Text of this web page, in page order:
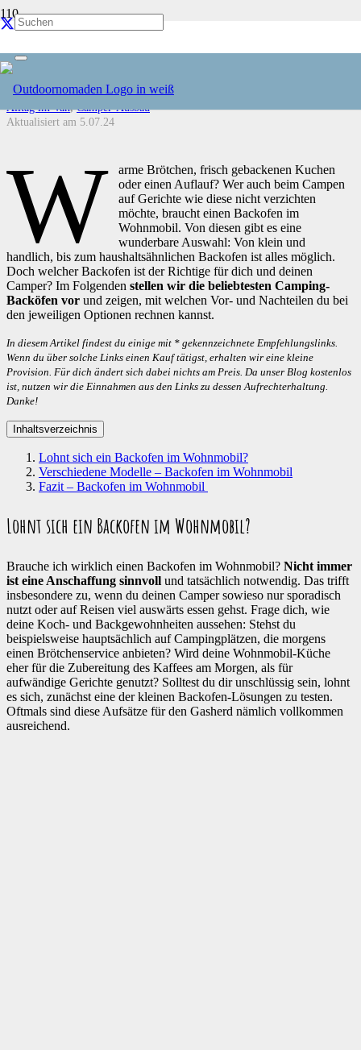
& unsere Erfahrungen
Alltag im Van,Camper-Ausbau
Aktualisiert am 5.07.24
W
arme Brötchen, frisch gebackenen Kuchen
oder einen Auflauf? Wer auch beim Campen
auf Gerichte wie diese nicht verzichten
möchte, braucht einen Backofen im
Wohnmobil. Von diesen gibt es eine
wunderbare Auswahl: Von klein und
handlich, bis zum haushaltsähnlichen Backofen ist alles möglich.
Doch welcher Backofen ist der Richtige für dich und deinen
Camper? Im Folgenden stellen wir die beliebtesten Camping-
Backöfen vor und zeigen, mit welchen Vor- und Nachteilen du bei
den jeweiligen Optionen rechnen kannst.
In diesem Artikel findest du einige mit * gekennzeichnete Empfehlungslinks.
Wenn du über solche Links einen Kauf tätigst, erhalten wir eine kleine
Provision. Für dich ändert sich dabei nichts am Preis. Da unser Blog kostenlos
ist, nutzen wir die Einnahmen aus den Links zu dessen Aufrechterhaltung.
Danke!
Inhaltsverzeichnis
Lohnt sich ein Backofen im Wohnmobil?
Verschiedene Modelle – Backofen im Wohnmobil
Fazit – Backofen im Wohnmobil
Lohnt sich ein Backofen im Wohnmobil?
Brauche ich wirklich einen Backofen im Wohnmobil? Nicht immer
ist eine Anschaffung sinnvoll und tatsächlich notwendig. Das trifft
insbesondere zu, wenn du deinen Camper sowieso nur sporadisch
nutzt oder auf Reisen viel auswärts essen gehst. Frage dich, wie
deine Koch- und Backgewohnheiten aussehen: Stehst du
beispielsweise hauptsächlich auf Campingplätzen, die morgens
einen Brötchenservice anbieten? Wird deine Wohnmobil-Küche
eher für die Zubereitung des Kaffees am Morgen, als für
aufwändige Gerichte genutzt? Solltest du dir unschlüssig sein, lohnt
es sich, zunächst eine der kleinen Backofen-Lösungen zu testen.
Oftmals sind diese Aufsätze für den Gasherd nämlich vollkommen
ausreichend.